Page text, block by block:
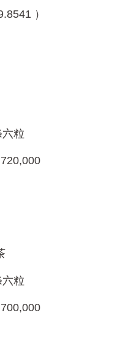
）
粒
粒